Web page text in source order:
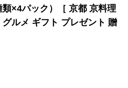
×4パック）［ 京都 京料理
ルメ ギフト プレゼント 贈